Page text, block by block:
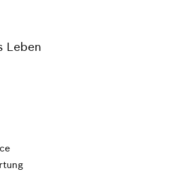
Leben